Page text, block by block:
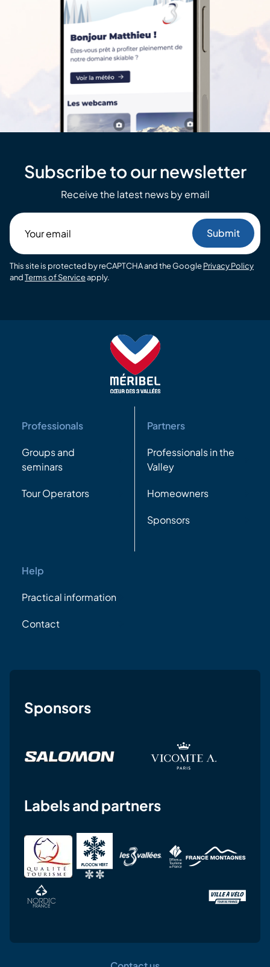
Subscribe to our newsletter
Receive the latest news by email
email
This site is protected by reCAPTCHA and the GooglePrivacy Policy
andTerms of Serviceapply.
Professionals
Groups and
seminars
Tour Operators
Partners
Professionals in the
Valley
Homeowners
Sponsors
Help
Practical information
Contact
Sponsors
Labels and partners